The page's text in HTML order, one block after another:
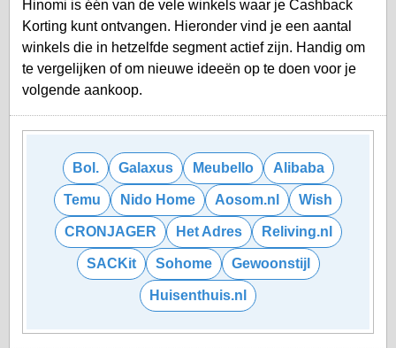
Hinomi is één van de vele winkels waar je Cashback
Korting kunt ontvangen. Hieronder vind je een aantal
winkels die in hetzelfde segment actief zijn. Handig om
te vergelijken of om nieuwe ideeën op te doen voor je
volgende aankoop.
Bol. Galaxus Meubello Alibaba
Temu Nido Home Aosom.nl Wish
CRONJAGER Het Adres Reliving.nl
SACKit Sohome Gewoonstijl
Huisenthuis.nl